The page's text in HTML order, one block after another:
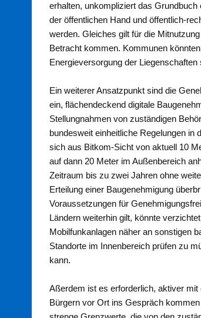
erhalten, unkompliziert das
der öffentlichen Hand und öffentlich-
werden. Gleiches gilt für die
Betracht kommen. Kommunen
Energieversorgung der Liegenschaften
Ein weiterer Ansatzpunkt sind die
ein, flächendeckend digitale
Stellungnahmen von zuständigen
bundesweit einheitliche Regelungen
sich aus Bitkom-Sicht von aktuell 10
auf dann 20 Meter im Außenbereich
Zeitraum bis zu zwei Jahren ohne
Erteilung einer Baugenehmigung
Voraussetzungen für
Ländern weiterhin gilt, könnte
Mobilfunkanlagen näher an sonstigen
Standorte im Innenbereich prüfen zu
kann.
Aßerdem ist es erforderlich, aktiver
Bürgern vor Ort ins Gespräch